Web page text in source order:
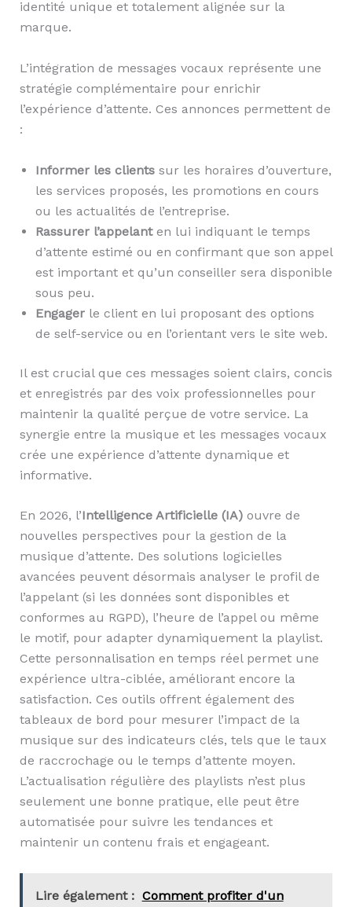
identité unique et totalement alignée sur la
marque.
L’intégration de messages vocaux représente une
stratégie complémentaire pour enrichir
l’expérience d’attente. Ces annonces permettent de
:
Informer les clientssur les horaires d’ouverture,
les services proposés, les promotions en cours
ou les actualités de l’entreprise.
Rassurer l’appelanten lui indiquant le temps
d’attente estimé ou en confirmant que son appel
est important et qu’un conseiller sera disponible
sous peu.
Engagerle client en lui proposant des options
de self-service ou en l’orientant vers le site web.
Il est crucial que ces messages soient clairs, concis
et enregistrés par des voix professionnelles pour
maintenir la qualité perçue de votre service. La
synergie entre la musique et les messages vocaux
crée une expérience d’attente dynamique et
informative.
En 2026, l’Intelligence Artificielle (IA)ouvre de
nouvelles perspectives pour la gestion de la
musique d’attente. Des solutions logicielles
avancées peuvent désormais analyser le profil de
l’appelant (si les données sont disponibles et
conformes au RGPD), l’heure de l’appel ou même
le motif, pour adapter dynamiquement la playlist.
Cette personnalisation en temps réel permet une
expérience ultra-ciblée, améliorant encore la
satisfaction. Ces outils offrent également des
tableaux de bord pour mesurer l’impact de la
musique sur des indicateurs clés, tels que le taux
de raccrochage ou le temps d’attente moyen.
L’actualisation régulière des playlists n’est plus
seulement une bonne pratique, elle peut être
automatisée pour suivre les tendances et
maintenir un contenu frais et engageant.
Lire également : Comment profiter d'un